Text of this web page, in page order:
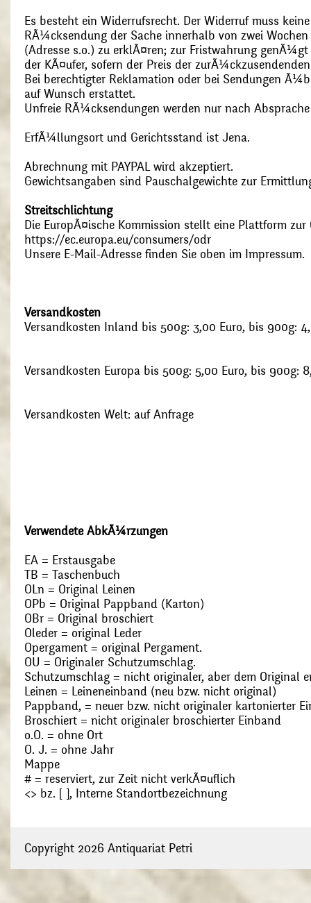
Es besteht ein Widerrufsrecht. Der Widerruf muss
RÃ¼cksendung der Sache innerhalb von zwei
(Adresse s.o.) zu erklÃ¤ren; zur Fristwahrung
der KÃ¤ufer, sofern der Preis der
Bei berechtigter Reklamation oder bei Sendungen
auf Wunsch erstattet.
Unfreie RÃ¼cksendungen werden nur nach
ErfÃ¼llungsort und Gerichtsstand ist Jena.
Abrechnung mit PAYPAL wird akzeptiert.
Gewichtsangaben sind Pauschalgewichte zur
Streitschlichtung
Die EuropÃ¤ische Kommission stellt eine Plattform
https://ec.europa.eu/consumers/odr
Unsere E-Mail-Adresse finden Sie oben im Impressum.
Versandkosten
Versandkosten Inland bis 500g: 3,00 Euro, bis 900g:
Versandkosten Europa bis 500g: 5,00 Euro, bis 900g:
Versandkosten Welt: auf Anfrage
Verwendete AbkÃ¼rzungen
EA = Erstausgabe
TB = Taschenbuch
OLn = Original Leinen
OPb = Original Pappband (Karton)
OBr = Original broschiert
Oleder = original Leder
Opergament = original Pergament.
OU = Originaler Schutzumschlag.
Schutzumschlag = nicht originaler, aber dem Original
Leinen = Leineneinband (neu bzw. nicht original)
Pappband, = neuer bzw. nicht originaler kartonierter
Broschiert = nicht originaler broschierter Einband
o.O. = ohne Ort
O. J. = ohne Jahr
Mappe
# = reserviert, zur Zeit nicht verkÃ¤uflich
<> bz. [ ], Interne Standortbezeichnung
Copyright 2026 Antiquariat Petri